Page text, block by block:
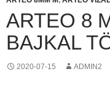
ARTEO 8
BAJKAL
2020-07-15 ADMIN2